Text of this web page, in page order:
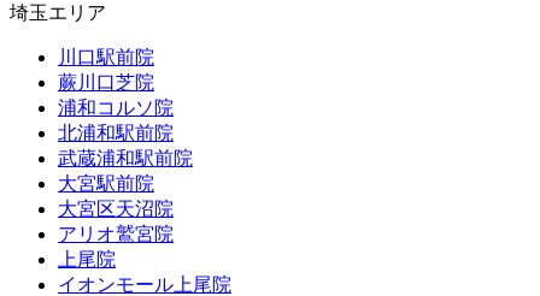
埼玉エリア
川口駅前院
蕨川口芝院
浦和コルソ院
北浦和駅前院
武蔵浦和駅前院
大宮駅前院
大宮区天沼院
アリオ鷲宮院
上尾院
イオンモール上尾院